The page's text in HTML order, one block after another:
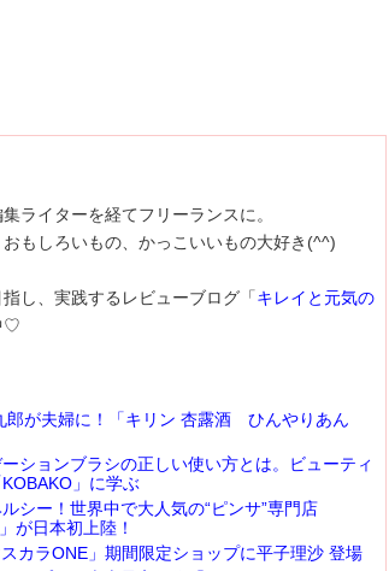
ライターを経てフリーランスに。
もしろいもの、かっこいいもの大好き(^^)
し、実践するレビューブログ「キレイと元気の
♡
郎が夫婦に！「キリン 杏露酒 ひんやりあん
ションブラシの正しい使い方とは。ビューティ
」に学ぶ
ルシー！世界中で大人気の“ピンサ”専門店
が日本初上陸！
スカラONE」期間限定ショップに平子理沙 登場